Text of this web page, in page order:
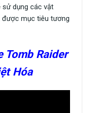
sử dụng các vật
mục tiêu tương
Tomb Raider
Hóa